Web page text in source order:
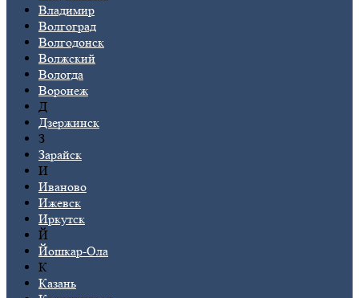
Владимир
Волгоград
Волгодонск
Волжский
Вологда
Воронеж
Д
Дзержинск
З
Зарайск
И
Иваново
Ижевск
Иркутск
Й
Йошкар-Ола
К
Казань